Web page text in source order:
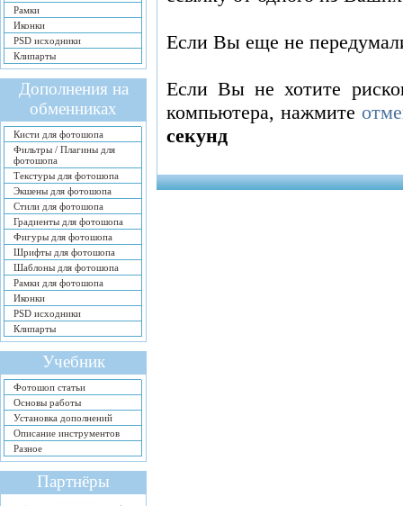
Рамки
Иконки
PSD исходники
Клипарты
Дополнения на
обменниках
Кисти для фотошопа
Фильтры / Плагины для
фотошопа
Текстуры для фотошопа
Экшены для фотошопа
Стили для фотошопа
Градиенты для фотошопа
Фигуры для фотошопа
Шрифты для фотошопа
Шаблоны для фотошопа
Рамки для фотошопа
Иконки
PSD исходники
Клипарты
Учебник
Фотошоп статьи
Основы работы
Установка дополнений
Описание инструментов
Разное
Партнёры
Если Вы еще не
Если Вы не хотите
компьютера, нажмите
секунд